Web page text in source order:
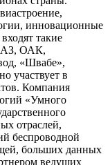
инновационные
такие
ОАК,
«Швабе»,
участвует в
Компания
«Умного
отраслей,
беспроводной
больших данных
ведущих